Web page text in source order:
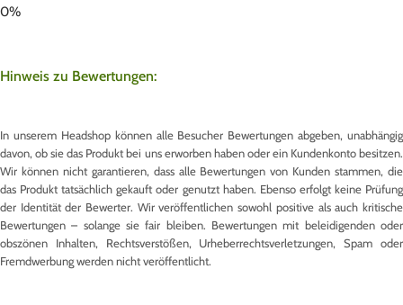
Hinweis zu Bewertungen:
In unserem Headshop können alle Besucher Bewertungen abgeben, unabhängig
davon, ob sie das Produkt bei uns erworben haben oder ein Kundenkonto besitzen.
Wir können nicht garantieren, dass alle Bewertungen von Kunden stammen, die
das Produkt tatsächlich gekauft oder genutzt haben. Ebenso erfolgt keine Prüfung
der Identität der Bewerter. Wir veröffentlichen sowohl positive als auch kritische
Bewertungen – solange sie fair bleiben. Bewertungen mit beleidigenden oder
obszönen Inhalten, Rechtsverstößen, Urheberrechtsverletzungen, Spam oder
Fremdwerbung werden nicht veröffentlicht.